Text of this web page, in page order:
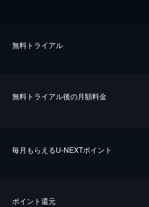
無料トライアル
無料トライアル後の⽉額料金
毎⽉もらえるU-NEXTポイント
ポイント還元